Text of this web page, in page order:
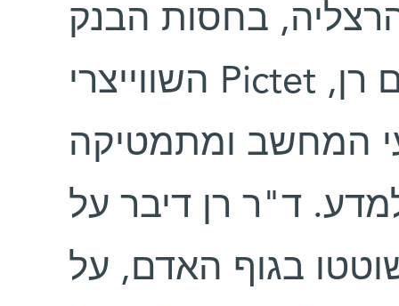
בחסות הבנק
השווייצרי Pictet והאזינו להרצאתו של ד"ר תום רן,
המחשב ומתמטיקה
ד"ר רן דיבר על
בגוף האדם, על